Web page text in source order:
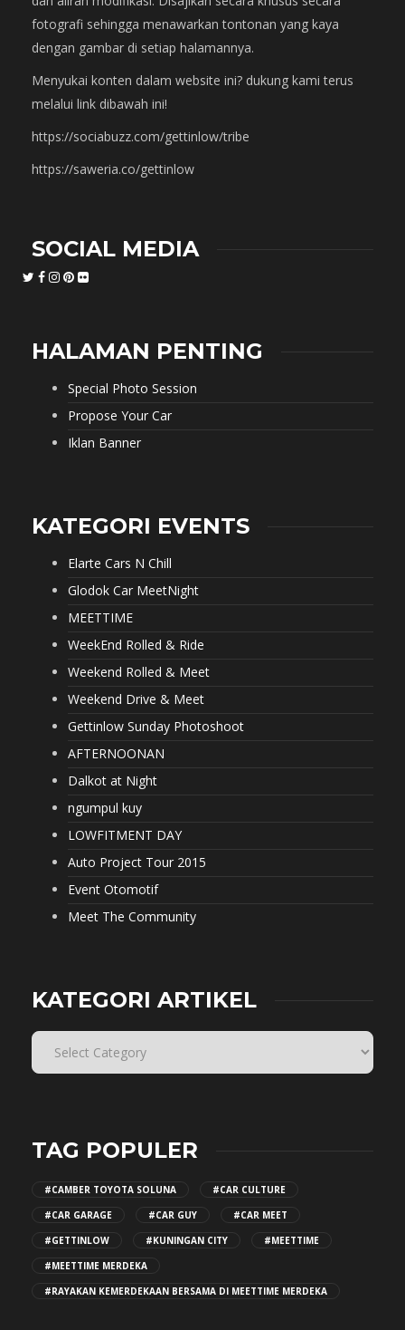
fotografi sehingga menawarkan tontonan yang kaya
dengan gambar di setiap halamannya.
Menyukai konten dalam website ini? dukung kami terus
melalui link dibawah ini!
https://sociabuzz.com/gettinlow/tribe
https://saweria.co/gettinlow
SOCIAL MEDIA
HALAMAN PENTING
Special Photo Session
Propose Your Car
Iklan Banner
KATEGORI EVENTS
Elarte Cars N Chill
Glodok Car MeetNight
MEETTIME
WeekEnd Rolled & Ride
Weekend Rolled & Meet
Weekend Drive & Meet
Gettinlow Sunday Photoshoot
AFTERNOONAN
Dalkot at Night
ngumpul kuy
LOWFITMENT DAY
Auto Project Tour 2015
Event Otomotif
Meet The Community
KATEGORI ARTIKEL
TAG POPULER
#CAMBER TOYOTA SOLUNA
#CAR CULTURE
#CAR GARAGE
#CAR GUY
#CAR MEET
#GETTINLOW
#KUNINGAN CITY
#MEETTIME
#MEETTIME MERDEKA
#RAYAKAN KEMERDEKAAN BERSAMA DI MEETTIME MERDEKA